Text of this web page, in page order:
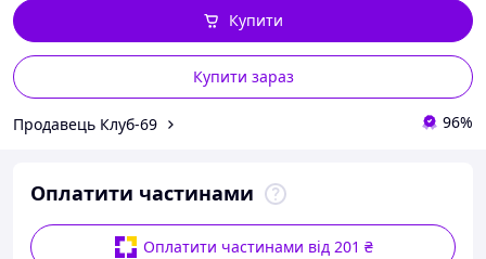
Купити зараз
Купити
Продавець Клуб-69 96%
Оплатити частинами
Оплатити частинами від 201 ₴